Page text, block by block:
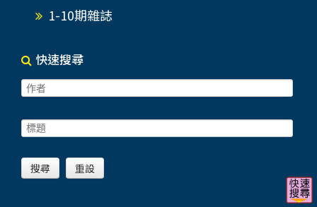
1-10期雜誌
快速搜尋